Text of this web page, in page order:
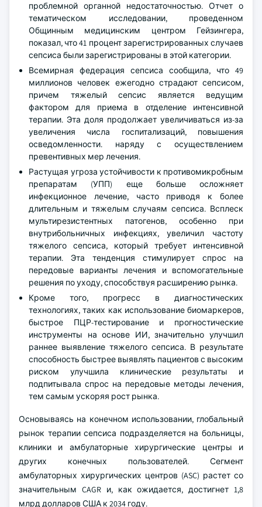
проблемной органной недостаточностью. Отчет о
тематическом исследовании, проведенном
Общинным медицинским центром Гейзингера,
показал, что 41 процент зарегистрированных случаев
сепсиса были зарегистрированы в этой категории.
Всемирная федерация сепсиса сообщила, что 49
миллионов человек ежегодно страдают сепсисом,
причем тяжелый сепсис является ведущим
фактором для приема в отделение интенсивной
терапии. Эта доля продолжает увеличиваться из-за
увеличения числа госпитализаций, повышения
осведомленности. наряду с осуществлением
превентивных мер лечения.
Растущая угроза устойчивости к противомикробным
препаратам (УПП) еще больше осложняет
инфекционное лечение, часто приводя к более
длительным и тяжелым случаям сепсиса. Всплеск
мультирезистентных патогенов, особенно при
внутрибольничных инфекциях, увеличил частоту
тяжелого сепсиса, который требует интенсивной
терапии. Эта тенденция стимулирует спрос на
передовые варианты лечения и вспомогательные
решения по уходу, способствуя расширению рынка.
Кроме того, прогресс в диагностических
технологиях, таких как использование биомаркеров,
быстрое ПЦР-тестирование и прогностические
инструменты на основе ИИ, значительно улучшил
раннее выявление тяжелого сепсиса. В результате
способность быстрее выявлять пациентов с высоким
риском улучшила клинические результаты и
подпитывала спрос на передовые методы лечения,
тем самым ускоряя рост рынка.
Основываясь на конечном использовании, глобальный
рынок терапии сепсиса подразделяется на больницы,
клиники и амбулаторные хирургические центры и
других конечных пользователей. Сегмент
амбулаторных хирургических центров (ASC) растет со
значительным CAGR и, как ожидается, достигнет 1,8
млрд долларов США к 2034 году.